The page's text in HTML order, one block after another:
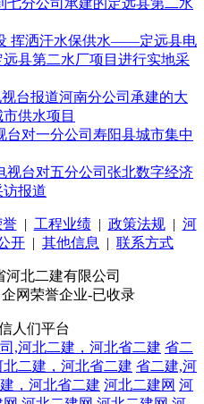
七分公司承建的定远县第二水
挥洒汗水保供水——定远县电
县第二水厂项目进行实地采
台报道河南分公司承建的大
供水项目
台对一分公司寿阳县城市集中
视台对五分公司张北数字经济
报道
| 工程业绩| 政策法规| 河
开 | 其他信息 | 联系方式
河北二建有限公司
网荣誉企业-已收录
人们平台
,河北二建，河北省二建 省二
二建，河北省二建 省二建,河
，河北省二建 河北二建网 河